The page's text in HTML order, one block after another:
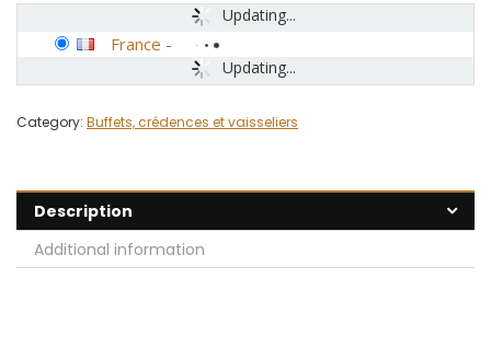
Updating...
Updating...
France -
Category: Buffets, crédences et vaisseliers
Description
Additional information